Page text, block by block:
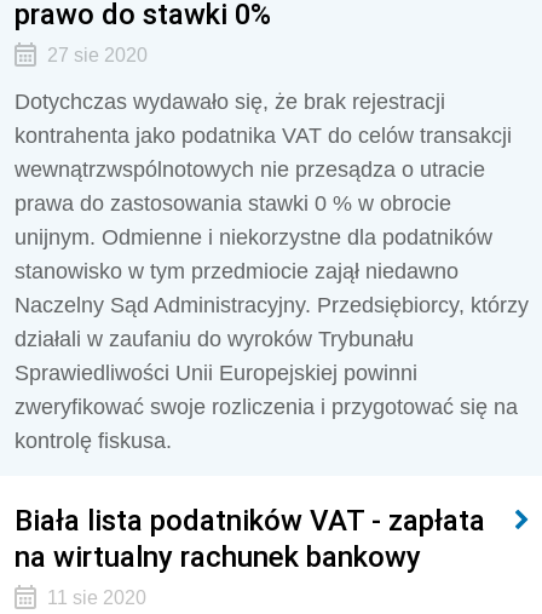
prawo do stawki 0%
27 sie 2020
Dotychczas wydawało się, że brak rejestracji
kontrahenta jako podatnika VAT do celów transakcji
wewnątrzwspólnotowych nie przesądza o utracie
prawa do zastosowania stawki 0 % w obrocie
unijnym. Odmienne i niekorzystne dla podatników
stanowisko w tym przedmiocie zajął niedawno
Naczelny Sąd Administracyjny. Przedsiębiorcy, którzy
działali w zaufaniu do wyroków Trybunału
Sprawiedliwości Unii Europejskiej powinni
zweryfikować swoje rozliczenia i przygotować się na
kontrolę fiskusa.
Biała lista podatników VAT - zapłata
na wirtualny rachunek bankowy
11 sie 2020